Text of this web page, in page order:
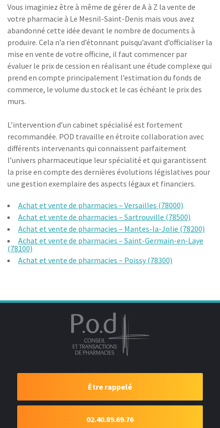
Vous imaginiez être à même de gérer de A à Z la vente de
votre pharmacie à Le Mesnil-Saint-Denis mais vous avez
abandonné cette idée devant le nombre de documents à
produire. Cela n’a rien d’étonnant puisqu’avant d’officialiser la
mise en vente de votre officine, il faut commencer par
évaluer le prix de cession en réalisant une étude complexe qui
prend en compte principalement l’estimation du fonds de
commerce, le volume du stock et le cas échéant le prix des
murs.
L’intervention d’un cabinet spécialisé est fortement
recommandée. POD travaille en étroite collaboration avec
différents intervenants qui connaissent parfaitement
l’univers pharmaceutique leur spécialité et qui garantissent
la prise en compte des dernières évolutions législatives pour
une gestion exemplaire des aspects légaux et financiers.
Achat et vente de pharmacies – Versailles (78000)
Achat et vente de pharmacies – Sartrouville (78500)
Achat et vente de pharmacies – Mantes-la-Jolie (78200)
Achat et vente de pharmacies – Saint-Germain-en-Laye
(78100)
Achat et vente de pharmacies – Poissy (78300)
Être rappelé
02.40.89.69.76